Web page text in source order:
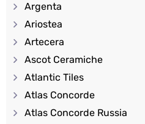
Argenta
Ariostea
Artecera
Ascot Ceramiche
Atlantic Tiles
Atlas Concorde
Atlas Concorde Russia